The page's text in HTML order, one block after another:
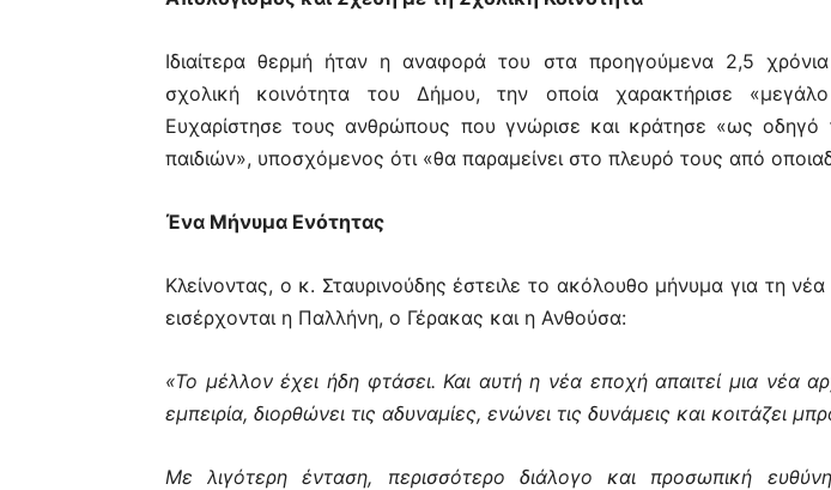
Ιδιαίτερα θερμή ήταν η αναφορά του στα προηγούμενα 2,5
σχολική κοινότητα του Δήμου, την οποία χαρακτήρισε
Ευχαρίστησε τους ανθρώπους που γνώρισε και κράτησε «ως
παιδιών», υποσχόμενος ότι «θα παραμείνει στο πλευρό τους από
Ένα Μήνυμα Ενότητας
Κλείνοντας, ο κ. Σταυρινούδης έστειλε το ακόλουθο μήνυμα για τη
εισέρχονται η Παλλήνη, ο Γέρακας και η Ανθούσα:
«Το μέλλον έχει ήδη φτάσει. Και αυτή η νέα εποχή απαιτεί μια νέα
εμπειρία, διορθώνει τις αδυναμίες, ενώνει τις δυνάμεις και κοιτάζει
Με λιγότερη ένταση, περισσότερο διάλογο και προσωπική